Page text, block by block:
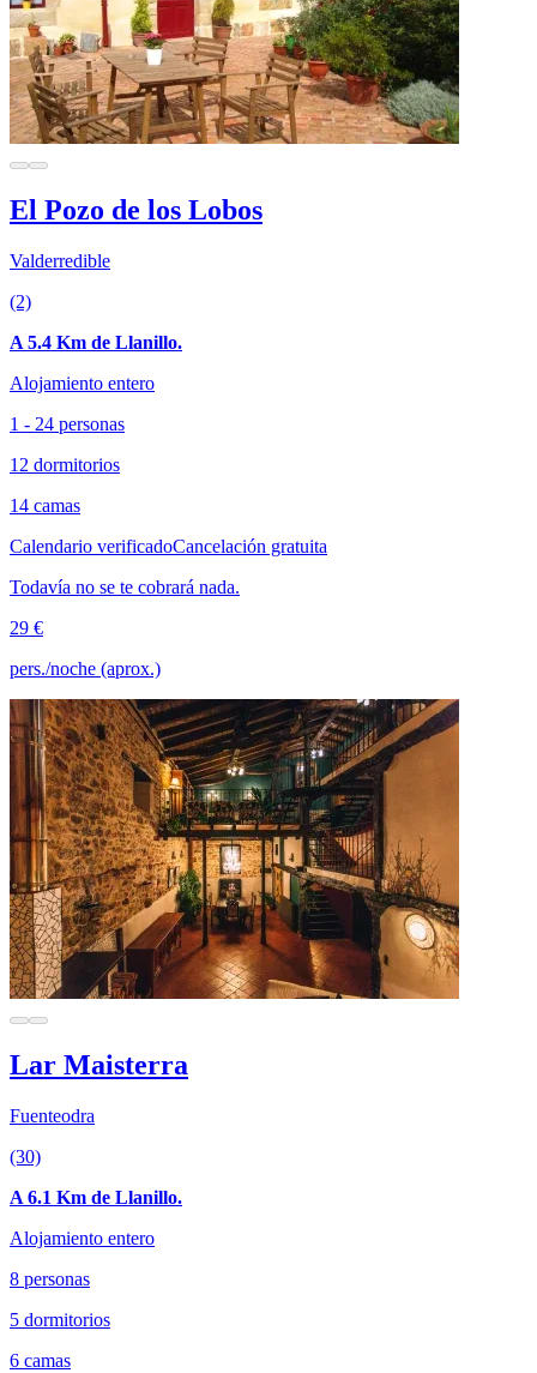
El Pozo de los Lobos
Valderredible
(2)
A 5.4 Km de Llanillo.
Alojamiento entero
1 - 24 personas
12 dormitorios
14 camas
Calendario verificadoCancelación gratuita
Todavía no se te cobrará nada.
29 €
pers./noche (aprox.)
Lar Maisterra
Fuenteodra
(30)
A 6.1 Km de Llanillo.
Alojamiento entero
8 personas
5 dormitorios
6 camas